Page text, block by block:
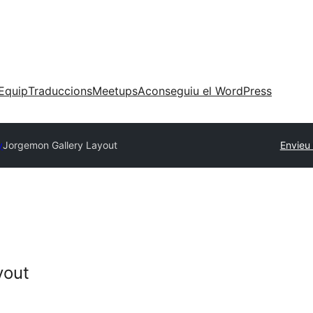
TraduccionsMeetupsAconseguiu el WordPress
Jorgemon Gallery Layout